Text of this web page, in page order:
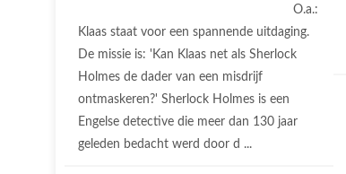
O.a.:
Klaas staat voor een spannende uitdaging.
De missie is: 'Kan Klaas net als Sherlock
Holmes de dader van een misdrijf
ontmaskeren?' Sherlock Holmes is een
Engelse detective die meer dan 130 jaar
geleden bedacht werd door d ...